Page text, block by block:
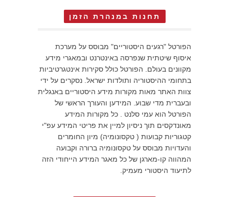
תחנות במנהרת הזמן
הפורטל "רגעים היסטוריים" מבוסס על מערכת
איסוף שיטתית שנפרסה באינטרנט ובמאגרי מידע
מקוונים בעולם. הפורטל כולל סקירות אינטגרטיביות
בתחומי ההיסטוריה ותולדות ישראל. נסקרים על ידי
צוות האתר מאות מקורות מידע היסטוריים באנגלית
ובעברית מדי שבוע. המידען והעורך הראשי של
הפורטל הוא עמי סלנט . כל מקורות המידע
מאונדקסים תוך ניסיון למיין את פריטי המידע עפ"י
קטגוריות קבועות ( טקסונומיה) מיון החומרים
והעדויות מבוסס על טקסונומיה ברורה וקבועה
המהווה קו-מארגן של כל מאגר המידע הייחודי הזה
לתיעוד היסטורי מעמיק.